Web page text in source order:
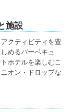
施設
クティビティを豊
めるバーベキュ
ホテルを楽しむこ
オン・ドロップな